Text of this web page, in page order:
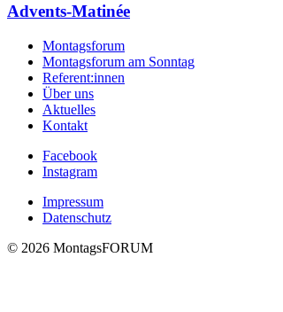
Advents-Matinée
Montagsforum
Montagsforum am Sonntag
Referent:innen
Über uns
Aktuelles
Kontakt
Facebook
Instagram
Impressum
Datenschutz
© 2026 MontagsFORUM